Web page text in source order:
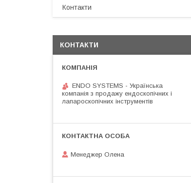
Контакти
КОНТАКТИ
ENDO SYSTEMS - Українська
компанія з продажу ендоскопічних і
лапароскопічних інструментів
Менеджер Олена